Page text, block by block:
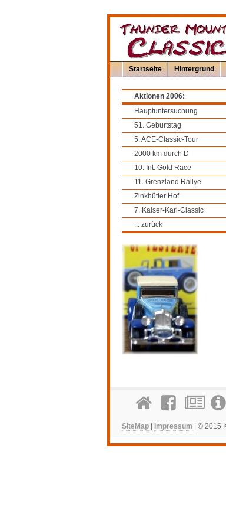
Startseite Hintergrund
Aktionen 2006:
Hauptuntersuchung
51. Geburtstag
5. ACE-Classic-Tour
2000 km durch D
10. Int. Gold Race
11. Grenzland Rallye
Zinkhütter Hof
7. Kaiser-Karl-Classic
... zurück
SiteMap Impressum | © 2015